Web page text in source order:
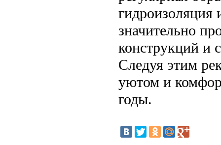
гидроизоляция
значительно
конструкций и
Следуя этим
уютом и
годы.